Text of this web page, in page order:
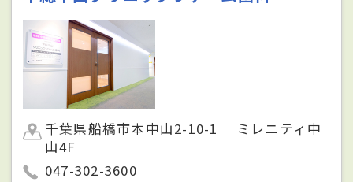
千葉県船橋市本中山2-10-1 ミレニティ中
山4F
047-302-3600